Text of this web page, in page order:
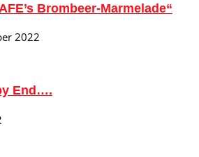
Brombeer-Marmelade“
2022
End….